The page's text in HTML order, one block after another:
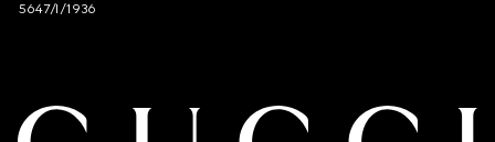
5647/I/1936